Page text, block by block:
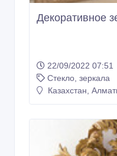
Декоративное
22/09/2022 07:51
Стекло, зеркала
Казахстан,